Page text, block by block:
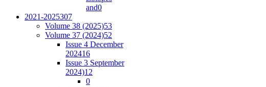
and0
2021-2025307
Volume 38 (2025)53
Volume 37 (2024)52
Issue 4 December
202416
Issue 3 September
2024)12
0